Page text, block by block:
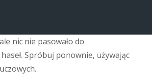
nic nie pasowało do
Spróbuj ponownie, używając